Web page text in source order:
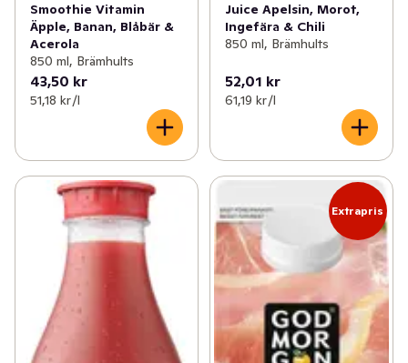
Smoothie Vitamin
Äpple, Banan, Blåbär &
Acerola
850 ml, Brämhults
43,50 kr
51,18 kr /l
Juice Apelsin, Morot,
Ingefära & Chili
850 ml, Brämhults
52,01 kr
61,19 kr /l
Extrapris